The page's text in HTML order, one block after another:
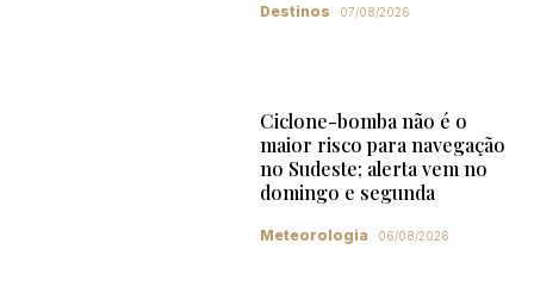
Destinos 07/08/2026
Ciclone-bomba não é o
maior risco para navegação
no Sudeste; alerta vem no
domingo e segunda
Meteorologia 06/08/2026